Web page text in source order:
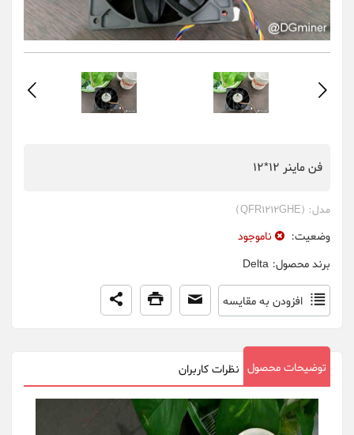
فن ماینر 12*12
مدل: (QFR1212GHE)
وضعیت:
ناموجود
برند محصول: Delta
افزودن به مقایسه
توضیحات محصول نظرات کاربران